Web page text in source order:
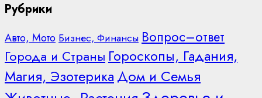
Рубрики
Авто, Мото Бизнес, Финансы Вопрос–ответ
Города и Страны Гороскопы, Гадания,
Магия, Эзотерика Дом и Семья